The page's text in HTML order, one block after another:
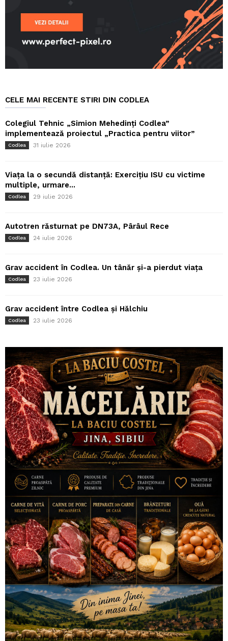
CELE MAI RECENTE STIRI DIN CODLEA
Colegiul Tehnic „Simion Mehedinți Codlea”
implementează proiectul „Practica pentru viitor”
Codlea 31 iulie 2026
Viața la o secundă distanță: Exercițiu ISU cu victime
multiple, urmare...
Codlea 29 iulie 2026
Autotren răsturnat pe DN73A, Pârâul Rece
Codlea 24 iulie 2026
Grav accident în Codlea. Un tânăr și-a pierdut viața
Codlea 23 iulie 2026
Grav accident între Codlea și Hălchiu
Codlea 23 iulie 2026